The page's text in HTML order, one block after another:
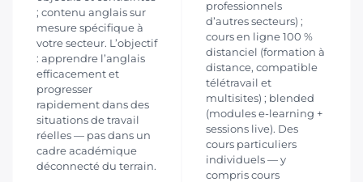
; contenu anglais sur
mesure spécifique à
votre secteur. L’objectif
: apprendre l’anglais
efficacement et
progresser
rapidement dans des
situations de travail
réelles — pas dans un
cadre académique
déconnecté du terrain.
professionnels
d’autres secteurs) ;
cours en ligne 100 %
distanciel (formation à
distance, compatible
télétravail et
multisites) ; blended
(modules e-learning +
sessions live). Des
cours particuliers
individuels — y
compris cours